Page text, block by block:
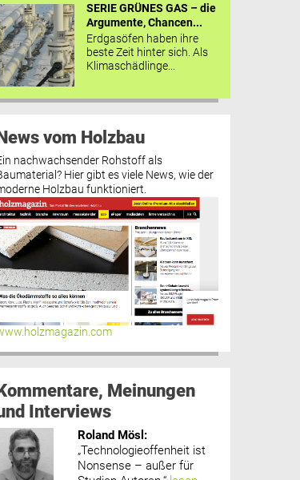
SERIE GRÜNES GAS – die
Argumente, Chancen...
Erdgasöfen haben ihre
beste Zeit hinter sich. Als
Klimaschädlinge...
vom Holzbau
nachwachsender Rohstoff als
Hier gibt es viele News, wie der
Holzbau funktioniert.
Meinungen
Interviews
Roland Mösl :
„Technologieoffenheit ist
Nonsense – außer für